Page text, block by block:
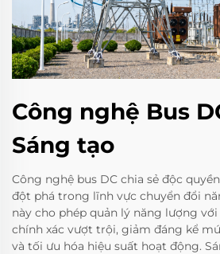
Công nghệ Bus
Sáng tạo
Công nghệ bus DC chia sẻ độc
đột phá trong lĩnh vực chuyển đổi
này cho phép quản lý năng lượng
chính xác vượt trội, giảm đáng kể
và tối ưu hóa hiệu suất hoạt động.